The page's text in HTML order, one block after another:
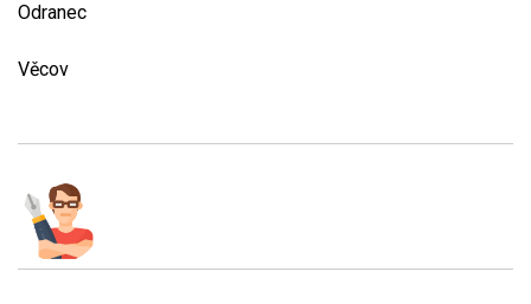
Odranec
Věcov